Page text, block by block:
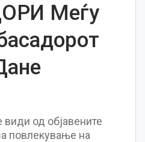
Меѓу
од објавените
повлекување на